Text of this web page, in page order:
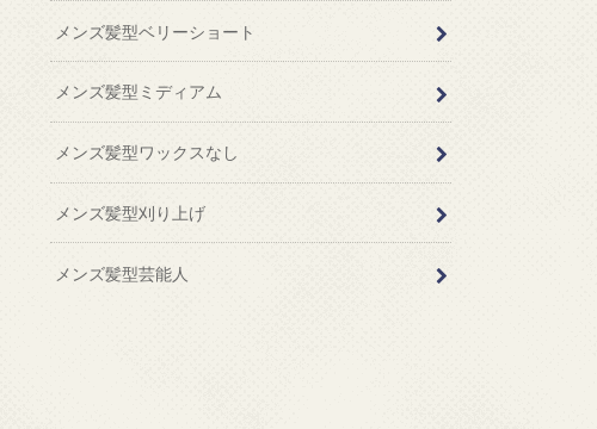
メンズ髪型ベリーショート
メンズ髪型ミディアム
メンズ髪型ワックスなし
メンズ髪型刈り上げ
メンズ髪型芸能人